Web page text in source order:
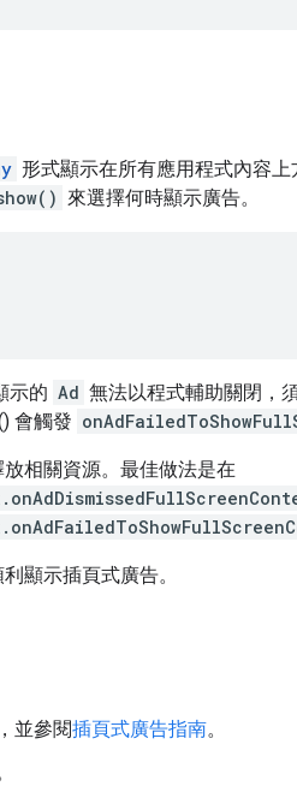
形式顯示在所有應用程式內容
來選擇何時顯示廣告。
示的 Ad 無法以程式輔助關閉，
會觸發
相關資源。最佳做法是在
顯示插頁式廣告。
，並參閱插頁式廣告指南。